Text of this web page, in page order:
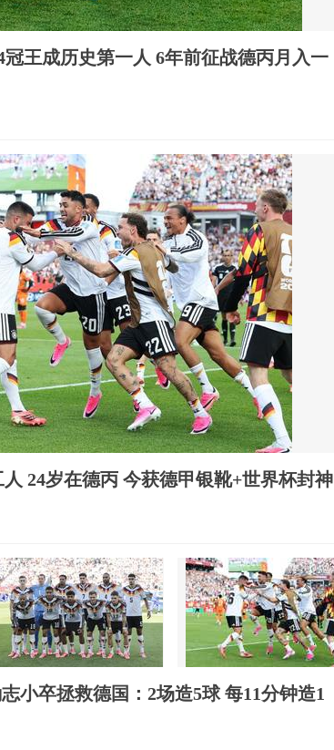
王成历史第一人 6年前征战德丙月入一
24岁在德丙 今获德甲银靴+世界杯封神
小卒拯救德国：2场造5球 每11分钟造1